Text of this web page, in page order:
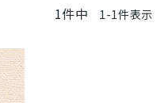
1件中 1-1件表示